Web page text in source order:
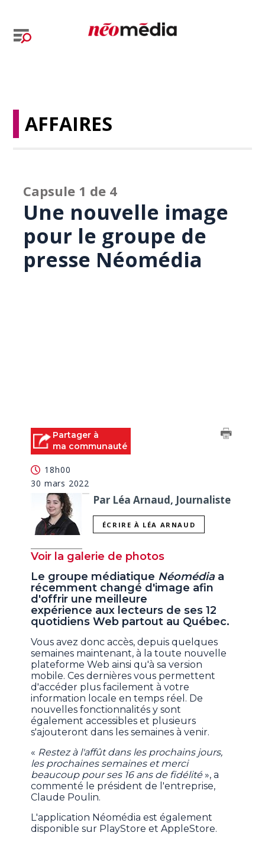
AFFAIRES
Capsule 1 de 4
Une nouvelle image
pour le groupe de
presse Néomédia
Partager à
ma communauté
18h00
30 mars 2022
Par Léa Arnaud, Journaliste
ÉCRIRE À LÉA ARNAUD
Voir la galerie de photos
Le groupe médiatique Néomédia a
récemment changé d'image afin
d'offrir une meilleure
expérience aux lecteurs de ses 12
quotidiens Web partout au Québec.
Vous avez donc accès, depuis quelques
semaines maintenant, à la toute nouvelle
plateforme Web ainsi qu'à sa version
mobile. Ces dernières vous permettent
d'accéder plus facilement à votre
information locale en temps réel. De
nouvelles fonctionnalités y sont
également accessibles et plusieurs
s'ajouteront dans les semaines à venir.
« Restez à l'affût dans les prochains jours,
les prochaines semaines et merci
beaucoup pour ses 16 ans de fidélité», a
commenté le président de l'entreprise,
Claude Poulin.
L'application Néomédia est également
disponible sur PlayStore et AppleStore.